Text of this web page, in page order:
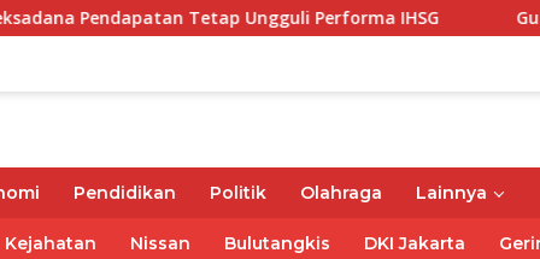
Tetap Ungguli Performa IHSG Gubernur
Pendidikan Politik Olahraga Lainnya
Kejahatan Nissan Bulutangkis DKI Jakarta